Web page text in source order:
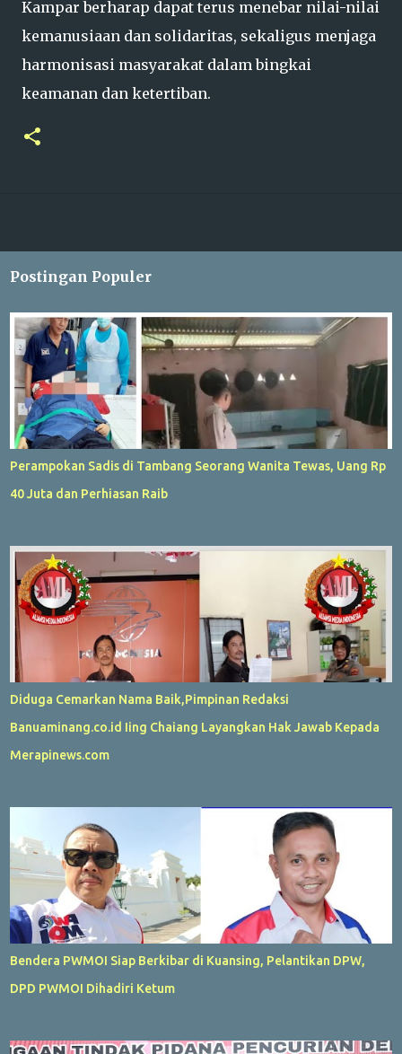
Kampar berharap dapat terus menebar nilai-nilai
kemanusiaan dan solidaritas, sekaligus menjaga
harmonisasi masyarakat dalam bingkai
keamanan dan ketertiban.
Postingan Populer
Perampokan Sadis di Tambang Seorang Wanita Tewas, Uang Rp
40 Juta dan Perhiasan Raib
Diduga Cemarkan Nama Baik,Pimpinan Redaksi
Banuaminang.co.id Iing Chaiang Layangkan Hak Jawab Kepada
Merapinews.com
Bendera PWMOI Siap Berkibar di Kuansing, Pelantikan DPW,
DPD PWMOI Dihadiri Ketum